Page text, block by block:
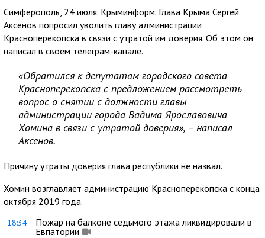
Симферополь, 24 июля. Крыминформ. Глава Крыма Сергей
Аксенов попросил уволить главу администрации
Красноперекопска в связи с утратой им доверия. Об этом он
написал в своем телеграм-канале.
«Обратился к депутатам городского совета
Красноперекопска с предложением рассмотреть
вопрос о снятии с должности главы
администрации города Вадима Ярославовича
Хомина в связи с утратой доверия», – написал
Аксенов.
Причину утраты доверия глава республики не назвал.
Хомин возглавляет администрацию Красноперекопска с конца
октября 2019 года.
18:34
Пожар на балконе седьмого этажа ликвидировали в
Евпатории